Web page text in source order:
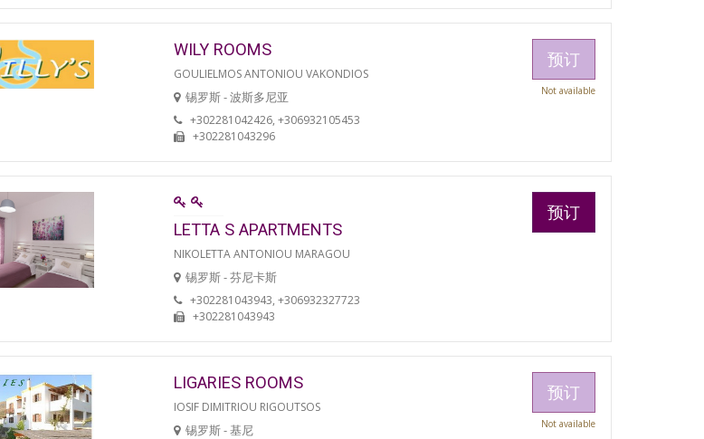
WILY ROOMS
GOULIELMOS ANTONIOU VAKONDIOS
锡罗斯 - 波斯多尼亚
+302281042426, +306932105453
+302281043296
预订
Not available
LETTA S APARTMENTS
NIKOLETTA ANTONIOU MARAGOU
锡罗斯 - 芬尼卡斯
+302281043943, +306932327723
+302281043943
预订
LIGARIES ROOMS
IOSIF DIMITRIOU RIGOUTSOS
锡罗斯 - 基尼
预订
Not available